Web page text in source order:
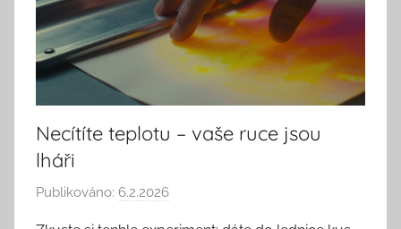
Necítíte teplotu – vaše ruce jsou
lháři
Publikováno: 6.2.2026